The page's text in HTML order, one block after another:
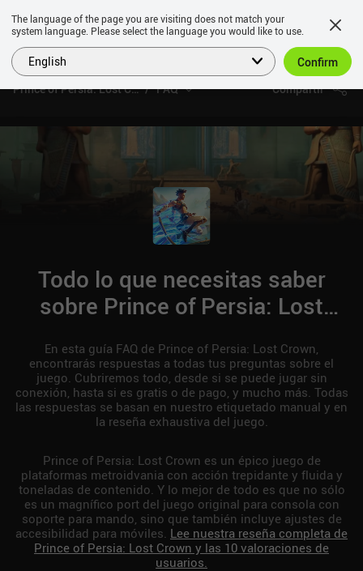
Prince of Persia: Lost CrownFAQ Compartir
Todo lo que necesitas saber
sobre Prince of Persia: Lost
En esta guía FAQ de Prince of Persia: Lost Crown,
encontrarás respuestas a todas tus preguntas sobre el
juego. Cubriremos todo, desde si se puede jugar sin
conexión, hasta si es gratis o de pago, y mucho más. Todas
las respuestas se basan en nuestro etiquetado manual y en
la reseña exhaustiva del juego.
Prince of Persia: Lost Crown es un épico juego de
plataformas metroidvania con acción trepidante y fluida y
toneladas de contenido. Y lo mejor de todo es que no sólo
es un magnífico port del juego original para consola con
soporte para mando, sino que también incluye ajustes de
accesibilidad para móviles. Lee nuestra reseña completa de
Prince of Persia: Lost Crown y las 10 valoraciones de
usuarios.
The language of the page you are visiting does not match your
system language. Please select the language you would like to use.
English Confirm